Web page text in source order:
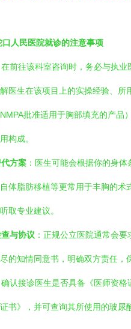
口人民医院就诊的注意事项
在前往该科室咨询时，务必与执业
医生在该项目上的实操经验、所
批准适用于胸部填充的产品
构成。
方案 ：医生可能会根据你的身
体脂肪移植等更常用于丰胸的术
取专业建议。
与协议 ：正规公立医院通常会
的知情同意书，明确双方责任，
确认接诊医生是否具备《医师资
书》，并可查询其所使用的玻尿